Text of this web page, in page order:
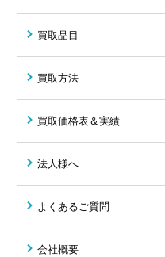
買取品目
買取方法
買取価格表＆実績
法人様へ
よくあるご質問
会社概要